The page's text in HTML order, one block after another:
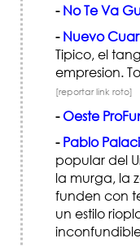
- No Te Va
- Nuevo
Tipico, el
empresion.
[reportar link roto]
- Oeste
- Pablo
popular del
la murga, la
funden con
un estilo